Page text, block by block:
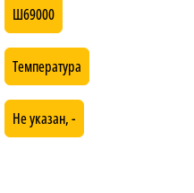
Ш69000
Температура
Не указан, -